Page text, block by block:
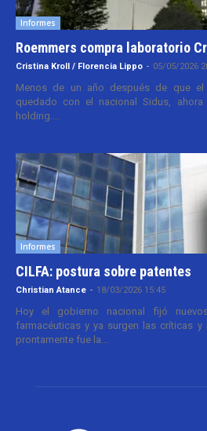
Informes
Roemmers compra laboratorio
Cristina Kroll / Florencia Lippo - 05/05/2026
Menos de un año después de que el
quedado con el nacional Sidus,
holding....
Informes
CILFA: postura sobre patentes
Christian Atance - 18/03/2026 15:45
Hoy el gobierno nacional fijó
farmacéuticas y ya surgen las críticas
prontamente fue la...